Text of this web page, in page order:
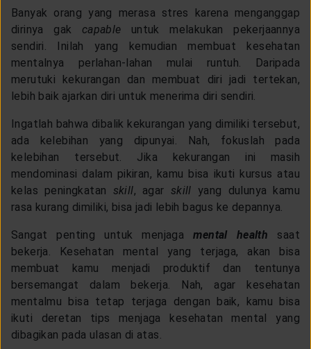
Banyak orang yang merasa stres karena menganggap
dirinya gak capable untuk melakukan pekerjaannya
sendiri. Inilah yang kemudian membuat kesehatan
mentalnya perlahan-lahan mulai runtuh. Daripada
merutuki kekurangan dan membuat diri jadi tertekan,
lebih baik ajarkan diri untuk menerima diri sendiri.
Ingatlah bahwa dibalik kekurangan yang dimiliki tersebut,
ada kelebihan yang dipunyai. Nah, fokuslah pada
kelebihan tersebut. Jika kekurangan ini masih
mendominasi dalam pikiran, kamu bisa ikuti kursus atau
kelas peningkatan skill, agar skill yang dulunya kamu
rasa kurang dimiliki, bisa jadi lebih bagus ke depannya.
Sangat penting untuk menjagamental health
saat
bekerja. Kesehatan mental yang terjaga, akan bisa
membuat kamu menjadi produktif dan tentunya
bersemangat dalam bekerja. Nah, agar kesehatan
mentalmu bisa tetap terjaga dengan baik, kamu bisa
ikuti deretan tips menjaga kesehatan mental yang
dibagikan pada ulasan di atas.